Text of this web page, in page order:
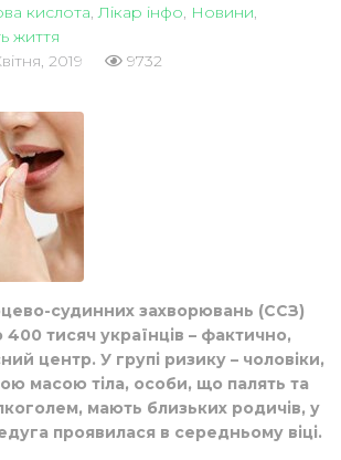
кислота Лікар інфо Новини
життя
2019 9732
судинних захворювань (ССЗ)
тисяч українців – фактично,
центр. У групі ризику – чоловіки,
масою тіла, особи, що палять та
мають близьких родичів, у
проявилася в середньому віці.